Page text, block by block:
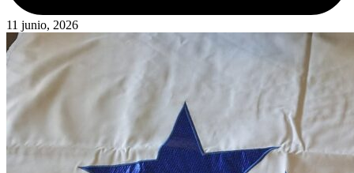
11 junio, 2026